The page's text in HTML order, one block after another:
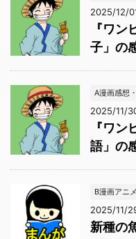
2025/12/
『ワ
子」の
A漫画感想
2025/11/
『ワ
語」の
B漫画アニ
2025/11/
新種の